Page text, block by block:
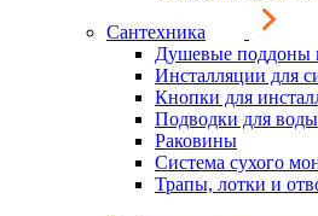
Сантехника
Душевые поддоны
Инсталляции для
Кнопки для
Подводки для воды
Раковины
Система сухого
Трапы, лотки и